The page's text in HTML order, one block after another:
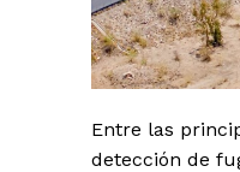
Entre las
detección de